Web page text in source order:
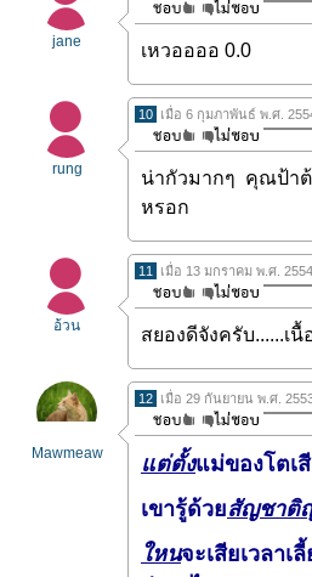
jane เหวออออ 0.0
rung
10 เมื่อ 6 กุมภาพันธ์ พ.ศ.
น่ากัวมากๆ คุณป้าต้
หรอก
อ้วน
11 เมื่อ 13 มกราคม พ.ศ.
สยองดีจังครับ......เนื้
Mawmeaw
12 เมื่อ 29 กันยายน พ.ศ.
แต่ตั้งแม่ของโตเ
เขารู้ด้วยสัญชาติ
ใหนจะเสียเวลาเลี้